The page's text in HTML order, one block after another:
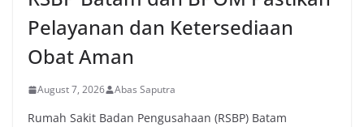
Pelayanan dan Ketersediaan
Obat Aman
August 7, 2026 Abas Saputra
Rumah Sakit Badan Pengusahaan (RSBP) Batam